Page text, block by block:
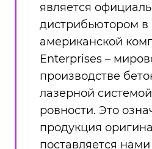
является
дистрибьютором в
американской
Enterprises –
производстве
лазерной
ровности. Это
продукция
поставляется